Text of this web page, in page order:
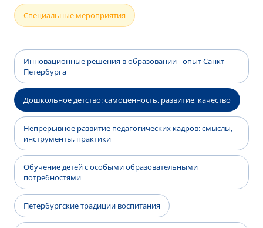
Специальные мероприятия
Инновационные решения в образовании - опыт Санкт-
Петербурга
Дошкольное детство: самоценность, развитие, качество
Непрерывное развитие педагогических кадров: смыслы,
инструменты, практики
Обучение детей с особыми образовательными
потребностями
Петербургские традиции воспитания